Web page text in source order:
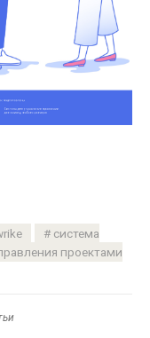
система
проектами